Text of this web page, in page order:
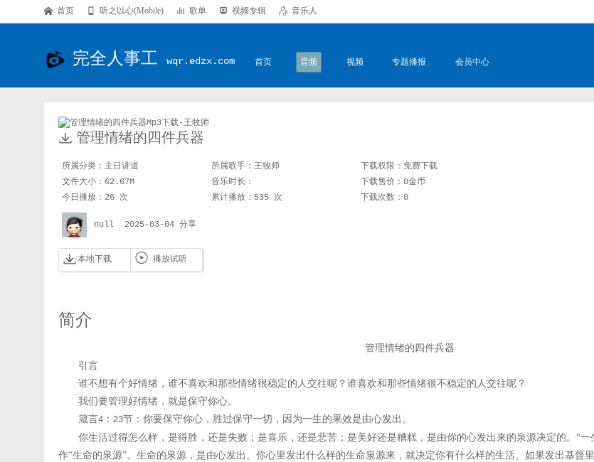
 首页  听之以心(Mobile)  歌单  视频专辑  音乐人
完全人事工 wqr.edzx.com 首页 音频 视频 专题播报 会员中心
 管理情绪的四件兵器
所属分类： 主日讲道 所属歌手： 王牧师
下载权限：免费下载
文件大小：62.67M
音乐时长：
下载售价：0金币
今日播放：26 次
累计播放：535 次 下载次数：0
null 2025-03-04 分享
 本地下载  播放试听
简介
管理情绪的四件兵器
引言
谁不想有个好情绪，谁不喜欢和那些情绪很稳定的人交往呢？谁喜欢和那些情绪很不稳定的人交往呢？
我们要管理好情绪，就是保守你心。
箴言4 ： 23节：你要保守你心，胜过保守一切，因为一生的果效是由心发出。
你生活过得怎么样，是得胜，还是失败；是喜乐，还是悲苦；是美好还是糟糕，是由你的心发出来的泉源决定的。 “一
作“生命的泉源”。生命的泉源，是由心发出。你心里发出什么样的生命泉源来，就决定你有什么样的生活。如果发出基督